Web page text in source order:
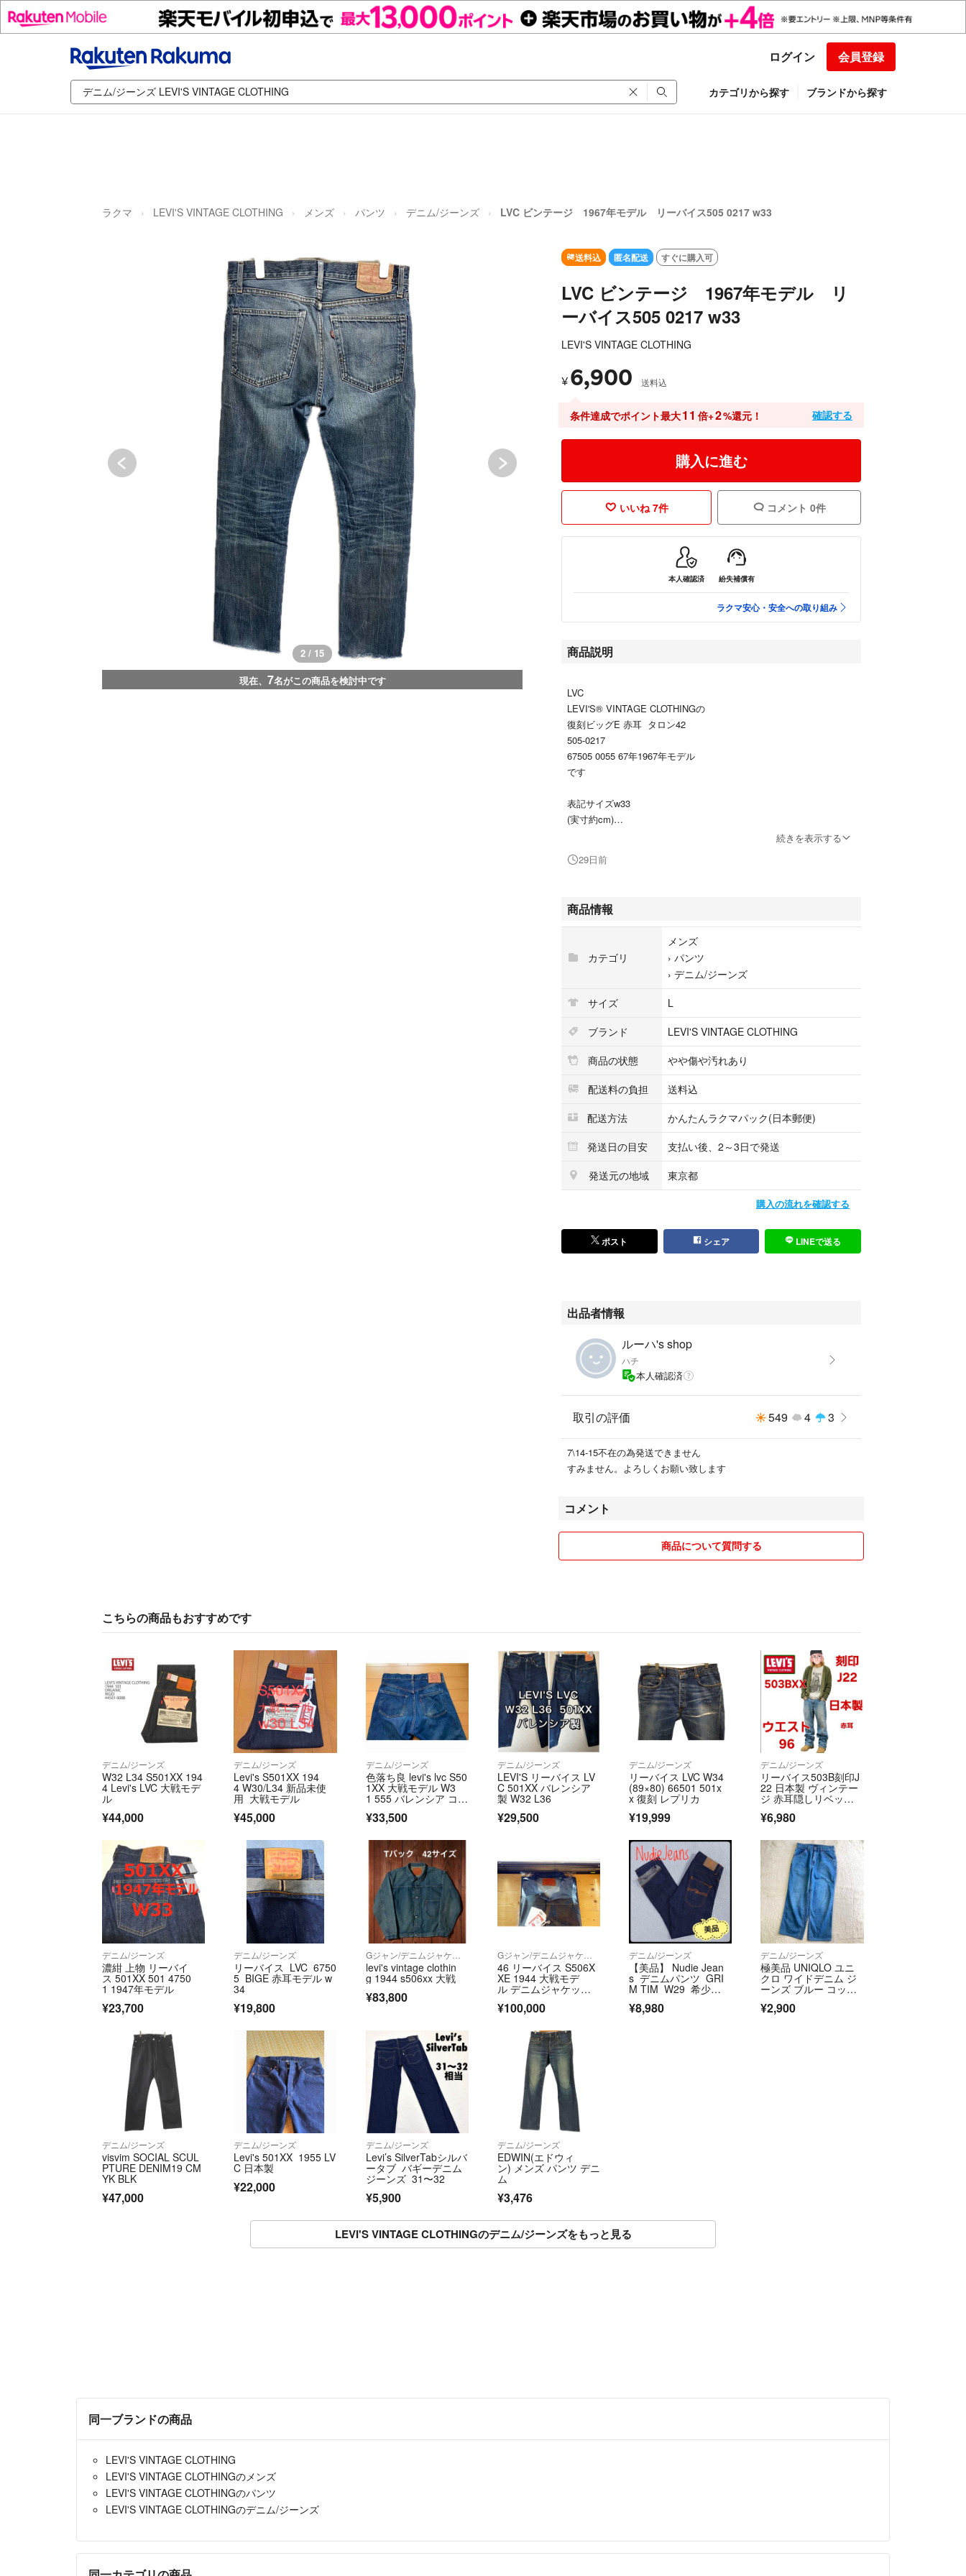
ログイン 会員登録
カテゴリから探す ブランドから探す
ラクマ LEVI'S VINTAGE CLOTHING メンズ パンツ デニム/ジーンズ LVC ビンテージ 1967年モデル リーバイス505 0217 w33
3 / 15
現在、 7名がこの商品を検討中です
送料込 匿名配送 すぐに購入可
LVC ビンテージ 1967年モデル リ
ーバイス505 0217 w33
LEVI'S VINTAGE CLOTHING
¥ 6,900 送料込
条件達成でポイント最大11 倍+2%還元！ 確認する
購入に進む
いいね 7件 コメント 0件
本人確認済 紛失補償有
ラクマ安心・安全への取り組み
商品説明
LVC
LEVI'S® VINTAGE CLOTHINGの
復刻ビッグE 赤耳 タロン42
505-0217
67505 0055 67年1967年モデル
です
表記サイズw33
(実寸約cm)
股下73
古着屋さんで購入時から裾が
フレイドヘム カットオフ
切りっぱなしの状態でした
ヒゲ落ち髭や膝裏のハチノスの加工や少し汚れた感じの加工もカッコ
よく
程よく履き込まれていていい感じです
古着である事をご理解の上ご購入お願い致します
シンゾーン アパルトモン
USA製 LVC ロンハーマン
ジャンティーク
RRL / ダブルアールエル
ポロ・ラルフローレン
アーツ&サイエンス
redone RE/DONE リダン
オールドリーバイスの
シングルステッチ
517 646 684
ブーツカット ベルボトム ベルボ
レディースサイズ の
ヴィンテージ ビンテージ デニムを
出品しています
是非ご覧ください
続きを表示する
29日前
商品情報
カテゴリ
メンズ
› パンツ
› デニム/ジーンズ
サイズ
L
ブランド
LEVI'S VINTAGE CLOTHING
商品の状態
やや傷や汚れあり
配送料の負担
送料込
配送方法
かんたんラクマパック(日本郵便)
発送日の目安
支払い後、2～3日で発送
発送元の地域
東京都
購入の流れを確認する
ポスト シェア LINEで送る
出品者情報
ルーハ's shop
ハチ
本人確認済
取引の評価 549 4 3
7\14-15不在の為発送できません
すみません。よろしくお願い致します
コメント
商品について質問する
こちらの商品もおすすめです
デニム/ジーンズ
W32 L34 S501XX 194
4 Levi's LVC 大戦モデ
ル
¥44,000
デニム/ジーンズ
Levi's S501XX 194
4 W30/L34 新品未使
用 大戦モデル
¥45,000
デニム/ジーンズ
色落ち良 levi's lvc S50
1XX 大戦モデル W3
1 555 バレンシア コー
0s復刻 デニム
¥33,500
デニム/ジーンズ
LEVI'S リーバイス LV
C 501XX バレンシア
製 W32 L36
¥29,500
デニム/ジーンズ
リーバイス LVC W34
(89×80) 66501 501x
x 復刻 レプリカ
¥19,999
デニム/ジーンズ
リーバイス503B刻印J
22 日本製 ヴィンテー
ジ 赤耳隠しリベット3
¥6,980
デニム/ジーンズ
濃紺 上物 リーバイ
ス 501XX 501 4750
1 1947年モデル
¥23,700
デニム/ジーンズ
リーバイス LVC 6750
5 BIGE 赤耳モデル w
34
¥19,800
levi's vintage clothin
g 1944 s506xx 大戦
¥83,800
46 リーバイス S506X
XE 1944 大戦モデ
ル デニムジャケット X
¥100,000
デニム/ジーンズ
【美品】 Nudie Jean
s デニムパンツ GRI
M TIM W29 希少
品 オレンジステッ
チ セルビッチ ボタン
¥8,980
デニム/ジーンズ
極美品 UNIQLO ユニ
クロ ワイドデニム ジ
ーンズ ブルー コット
¥2,900
デニム/ジーンズ
visvim SOCIAL SCUL
PTURE DENIM19 CM
YK BLK
¥47,000
デニム/ジーンズ
Levi's 501XX 1955 LV
C 日本製
¥22,000
デニム/ジーンズ
Levi’s SilverTabシルバ
ータブ バギーデニム
ジーンズ 31〜32
¥5,900
デニム/ジーンズ
EDWIN(エドウィ
ン) メンズ パンツ デニ
ム
¥3,476
LEVI'S VINTAGE CLOTHINGのデニム/ジーンズをもっと見る
同一ブランドの商品
LEVI'S VINTAGE CLOTHING
LEVI'S VINTAGE CLOTHINGのメンズ
LEVI'S VINTAGE CLOTHINGのパンツ
LEVI'S VINTAGE CLOTHINGのデニム/ジーンズ